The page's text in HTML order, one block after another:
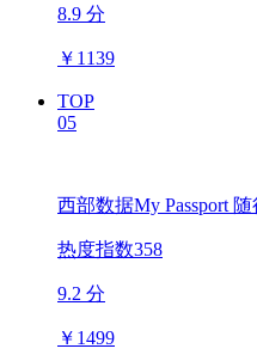
8.9 分
￥ 1139
TOP
05
西部数据My Passport 随
热度指数358
9.2 分
￥ 1499